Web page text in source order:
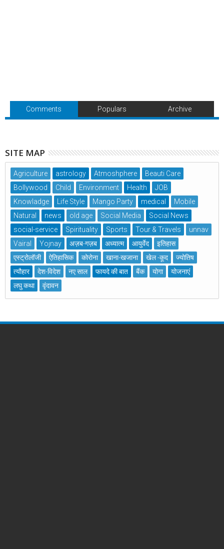
Comments Populars Archive
SITE MAP
Agriculture astrology Atmoshphere
Beauti Care
Bollywood
Child Environment Health
JOB
Knowladge
Life Style Mango Party medical
Mobile
Natural
news old age Social Media
Social News
social-service
Spirituality Sports Tour & Travels
unnav
Vairal
Yojnay अज़ब-गज़ब अध्यात्म आयुर्वेद
इतिहास
एस्ट्रोलॉजी
ऐतिहासिक कोरोना खाना-खजाना खेल -कूद
ज्योतिष
त्यौहार
देश-विदेश नए साल फायदे की बात बैंक योगा
योजनाएं
लघु कथा
वृंदावन